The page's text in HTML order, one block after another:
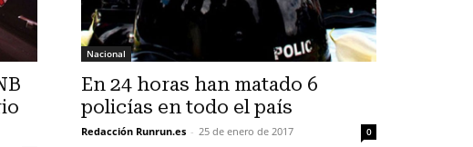
Nacional
En 24 horas han matado 6
policías en todo el país
Redacción Runrun.es - 25 de enero de 2017 0